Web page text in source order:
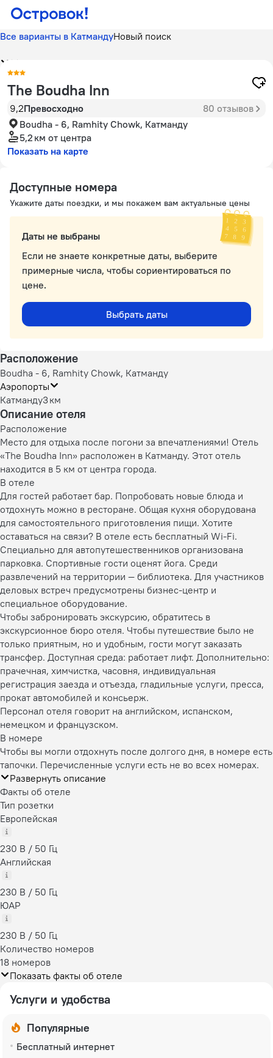
Все варианты в КатмандуНовый поиск
The Boudha Inn
9,2Превосходно
80 отзывов
Boudha - 6, Ramhity Chowk, Катманду
5,2 км от центра
Показать на карте
Доступные номера
Укажите даты поездки, и мы покажем вам актуальные цены
Даты не выбраны
Если не знаете конкретные даты, выберите
примерные числа, чтобы сориентироваться по
цене.
Выбрать даты
Расположение
Boudha - 6, Ramhity Chowk, Катманду
Аэропорты
Катманду3 км
Описание отеля
Расположение
Место для отдыха после погони за впечатлениями! Отель
«The Boudha Inn» расположен в Катманду. Этот отель
находится в 5 км от центра города.
В отеле
Для гостей работает бар. Попробовать новые блюда и
отдохнуть можно в ресторане. Общая кухня оборудована
для самостоятельного приготовления пищи. Хотите
оставаться на связи? В отеле есть бесплатный Wi-Fi.
Специально для автопутешественников организована
парковка. Спортивные гости оценят йога. Среди
развлечений на территории — библиотека. Для участников
деловых встреч предусмотрены бизнес-центр и
специальное оборудование.
Чтобы забронировать экскурсию, обратитесь в
экскурсионное бюро отеля. Чтобы путешествие было не
только приятным, но и удобным, гости могут заказать
трансфер. Доступная среда: работает лифт. Дополнительно:
прачечная, химчистка, часовня, индивидуальная
регистрация заезда и отъезда, гладильные услуги, пресса,
прокат автомобилей и консьерж.
Персонал отеля говорит на английском, испанском,
немецком и французском.
В номере
Чтобы вы могли отдохнуть после долгого дня, в номере есть
тапочки. Перечисленные услуги есть не во всех номерах.
Развернуть описание
Факты об отеле
Тип розетки
Европейская
230 В / 50 Гц
Английская
230 В / 50 Гц
ЮАР
230 В / 50 Гц
Количество номеров
18 номеров
Показать факты об отеле
Услуги и удобства
Популярные
Бесплатный интернет